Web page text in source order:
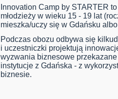
Innovation Camp by STARTER
młodzieży w wieku 15 - 19 lat
mieszka/uczy się w Gdańsku
Podczas obozu odbywa się
i uczestniczki projektują
wyzwania biznesowe
instytucje z Gdańska - z
biznesie.